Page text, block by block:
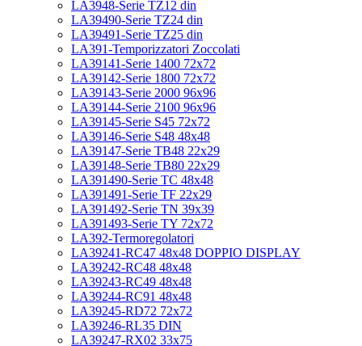
LA3948-Serie TZ12 din
LA39490-Serie TZ24 din
LA39491-Serie TZ25 din
LA391-Temporizzatori Zoccolati
LA39141-Serie 1400 72x72
LA39142-Serie 1800 72x72
LA39143-Serie 2000 96x96
LA39144-Serie 2100 96x96
LA39145-Serie S45 72x72
LA39146-Serie S48 48x48
LA39147-Serie TB48 22x29
LA39148-Serie TB80 22x29
LA391490-Serie TC 48x48
LA391491-Serie TF 22x29
LA391492-Serie TN 39x39
LA391493-Serie TY 72x72
LA392-Termoregolatori
LA39241-RC47 48x48 DOPPIO DISPLAY
LA39242-RC48 48x48
LA39243-RC49 48x48
LA39244-RC91 48x48
LA39245-RD72 72x72
LA39246-RL35 DIN
LA39247-RX02 33x75